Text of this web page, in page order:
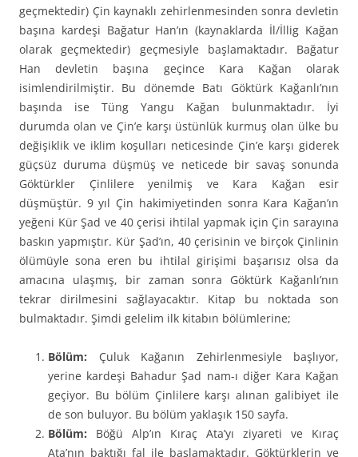
geçmektedir) Çin kaynaklı zehirlenmesinden sonra devletin
başına kardeşi Bağatur Han’ın (kaynaklarda İl/İllig Kağan
olarak geçmektedir) geçmesiyle başlamaktadır. Bağatur
Han devletin başına geçince Kara Kağan olarak
isimlendirilmiştir. Bu dönemde Batı Göktürk Kağanlı’nın
başında ise Tüng Yangu Kağan bulunmaktadır. İyi
durumda olan ve Çin’e karşı üstünlük kurmuş olan ülke bu
değişiklik ve iklim koşulları neticesinde Çin’e karşı giderek
güçsüz duruma düşmüş ve neticede bir savaş sonunda
Göktürkler Çinlilere yenilmiş ve Kara Kağan esir
düşmüştür. 9 yıl Çin hakimiyetinden sonra Kara Kağan’ın
yeğeni Kür Şad ve 40 çerisi ihtilal yapmak için Çin sarayına
baskın yapmıştır. Kür Şad’ın, 40 çerisinin ve birçok Çinlinin
ölümüyle sona eren bu ihtilal girişimi başarısız olsa da
amacına ulaşmış, bir zaman sonra Göktürk Kağanlı’nın
tekrar dirilmesini sağlayacaktır. Kitap bu noktada son
bulmaktadır. Şimdi gelelim ilk kitabın bölümlerine;
Bölüm: Çuluk Kağanın Zehirlenmesiyle başlıyor,
yerine kardeşi Bahadur Şad nam-ı diğer Kara Kağan
geçiyor. Bu bölüm Çinlilere karşı alınan galibiyet ile
de son buluyor. Bu bölüm yaklaşık 150 sayfa.
Bölüm: Böğü Alp’ın Kıraç Ata’yı ziyareti ve Kıraç
Ata’nın baktığı fal ile başlamaktadır. Göktürklerin ve